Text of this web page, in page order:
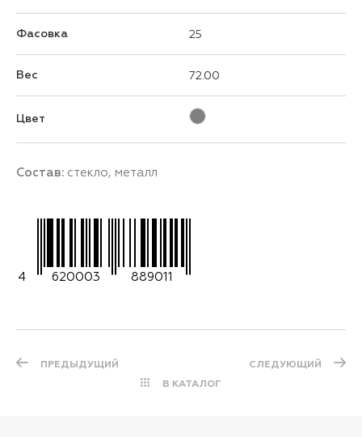
Фасовка 25
Вес 72.00
Цвет
Состав: стекло, металл
4 620003 889011
ПРЕДЫДУЩИЙ
В КАТАЛОГ
СЛЕДУЮЩИЙ